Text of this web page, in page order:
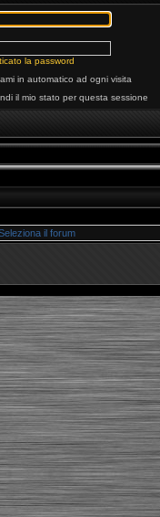
la password
in automatico ad ogni visita
il mio stato per questa sessione